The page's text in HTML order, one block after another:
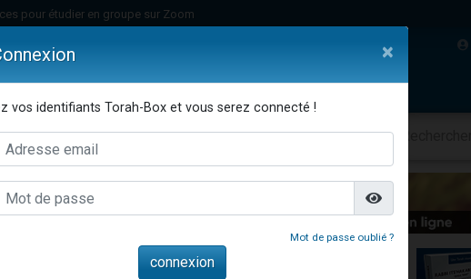
pour étudier en groupe sur Zoom
viennent de faire un don pour Diane, 80 ans, dans un appartement insalubre
de faire un don pour 1 Journée de Vacances Pour les Enfants
de demander une bénédiction
de nous rejoindre sur WhatsApp
pour étudier en groupe sur Zoom
Enfants Etude sur Texte Musique Paracha Divertissements
×
vos identifiants Torah-Box et vous serez connecté !
Mot de passe oublié ?